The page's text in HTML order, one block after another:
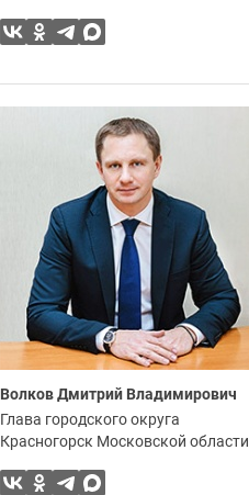
Волков Дмитрий Владимирович
Глава городского округа
Красногорск Московской области